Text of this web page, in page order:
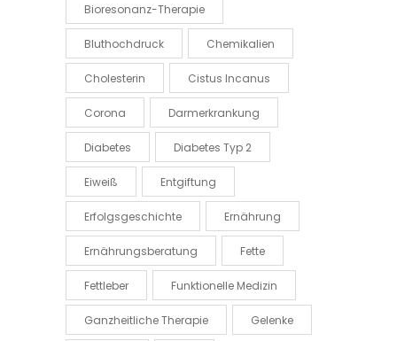
Bioresonanz-Therapie
Bluthochdruck Chemikalien
Cholesterin Cistus Incanus
Corona Darmerkrankung
Diabetes Diabetes Typ 2
Eiweiß Entgiftung
Erfolgsgeschichte Ernährung
Ernährungsberatung Fette
Fettleber Funktionelle Medizin
Ganzheitliche Therapie Gelenke